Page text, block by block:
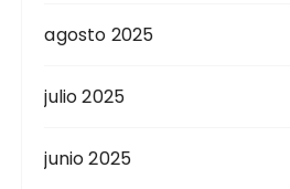
agosto 2025
julio 2025
junio 2025